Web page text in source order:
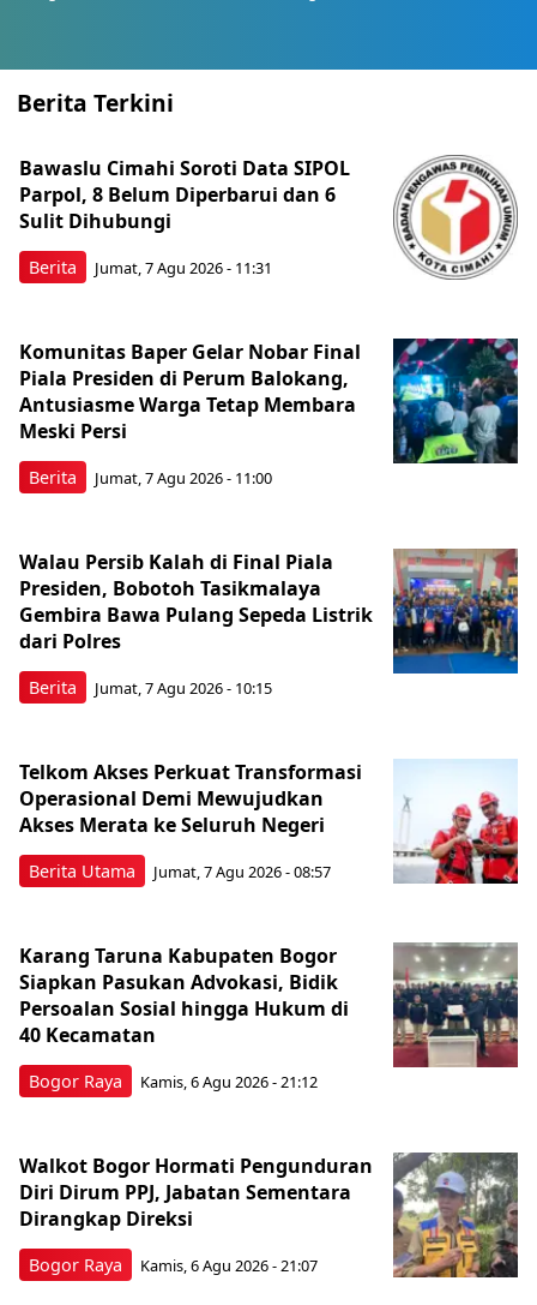
Berita Terkini
Berita
Bawaslu Cimahi Soroti Data SIPOL
Parpol, 8 Belum Diperbarui dan 6
Sulit Dihubungi
Jumat, 7 Agu 2026 - 11:31
Berita
Komunitas Baper Gelar Nobar Final
Piala Presiden di Perum Balokang,
Antusiasme Warga Tetap Membara
Meski Persi
Jumat, 7 Agu 2026 - 11:00
Berita
Walau Persib Kalah di Final Piala
Presiden, Bobotoh Tasikmalaya
Gembira Bawa Pulang Sepeda Listrik
dari Polres
Jumat, 7 Agu 2026 - 10:15
Berita Utama
Telkom Akses Perkuat Transformasi
Operasional Demi Mewujudkan
Akses Merata ke Seluruh Negeri
Jumat, 7 Agu 2026 - 08:57
Bogor Raya
Karang Taruna Kabupaten Bogor
Siapkan Pasukan Advokasi, Bidik
Persoalan Sosial hingga Hukum di
40 Kecamatan
Kamis, 6 Agu 2026 - 21:12
Bogor Raya
Walkot Bogor Hormati Pengunduran
Diri Dirum PPJ, Jabatan Sementara
Dirangkap Direksi
Kamis, 6 Agu 2026 - 21:07